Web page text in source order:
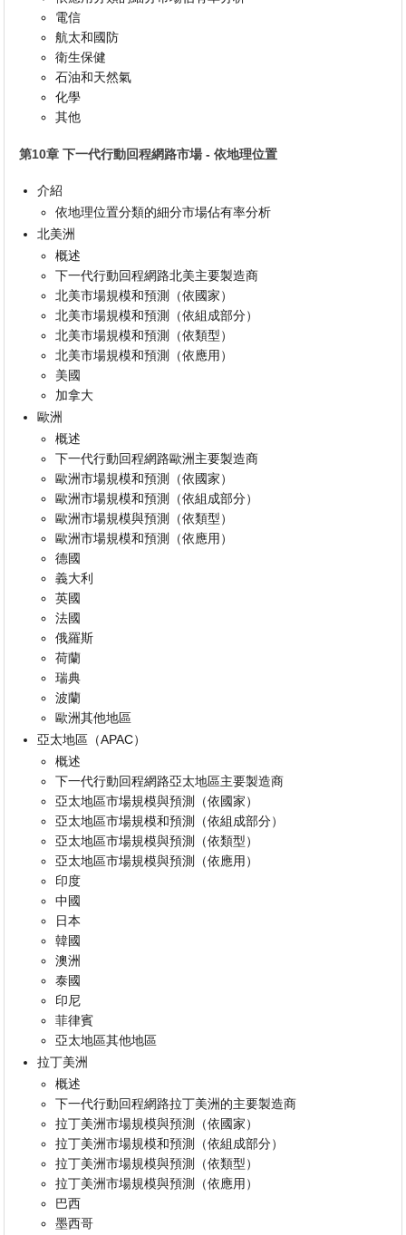
電信
航太和國防
衛生保健
石油和天然氣
化學
其他
第10章 下一代行動回程網路市場 - 依地理位置
介紹
依地理位置分類的細分市場佔有率分析
北美洲
概述
下一代行動回程網路北美主要製造商
北美市場規模和預測（依國家）
北美市場規模和預測（依組成部分）
北美市場規模和預測（依類型）
北美市場規模和預測（依應用）
美國
加拿大
歐洲
概述
下一代行動回程網路歐洲主要製造商
歐洲市場規模和預測（依國家）
歐洲市場規模和預測（依組成部分）
歐洲市場規模與預測（依類型）
歐洲市場規模和預測（依應用）
德國
義大利
英國
法國
俄羅斯
荷蘭
瑞典
波蘭
歐洲其他地區
亞太地區（APAC）
概述
下一代行動回程網路亞太地區主要製造商
亞太地區市場規模與預測（依國家）
亞太地區市場規模和預測（依組成部分）
亞太地區市場規模與預測（依類型）
亞太地區市場規模與預測（依應用）
印度
中國
日本
韓國
澳洲
泰國
印尼
菲律賓
亞太地區其他地區
拉丁美洲
概述
下一代行動回程網路拉丁美洲的主要製造商
拉丁美洲市場規模與預測（依國家）
拉丁美洲市場規模和預測（依組成部分）
拉丁美洲市場規模與預測（依類型）
拉丁美洲市場規模與預測（依應用）
巴西
墨西哥